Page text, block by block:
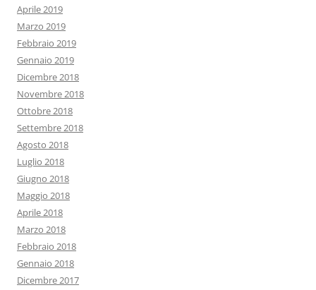
Aprile 2019
Marzo 2019
Febbraio 2019
Gennaio 2019
Dicembre 2018
Novembre 2018
Ottobre 2018
Settembre 2018
Agosto 2018
Luglio 2018
Giugno 2018
Maggio 2018
Aprile 2018
Marzo 2018
Febbraio 2018
Gennaio 2018
Dicembre 2017